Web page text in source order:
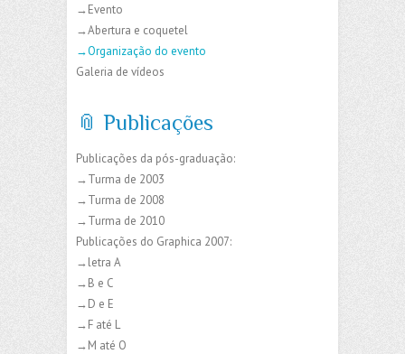
→Evento
→Abertura e coquetel
→Organização do evento
Galeria de vídeos
📎 Publicações
Publicações da pós-graduação:
→Turma de 2003
→Turma de 2008
→Turma de 2010
Publicações do Graphica 2007:
→letra A
→B e C
→D e E
→F até L
→M até O